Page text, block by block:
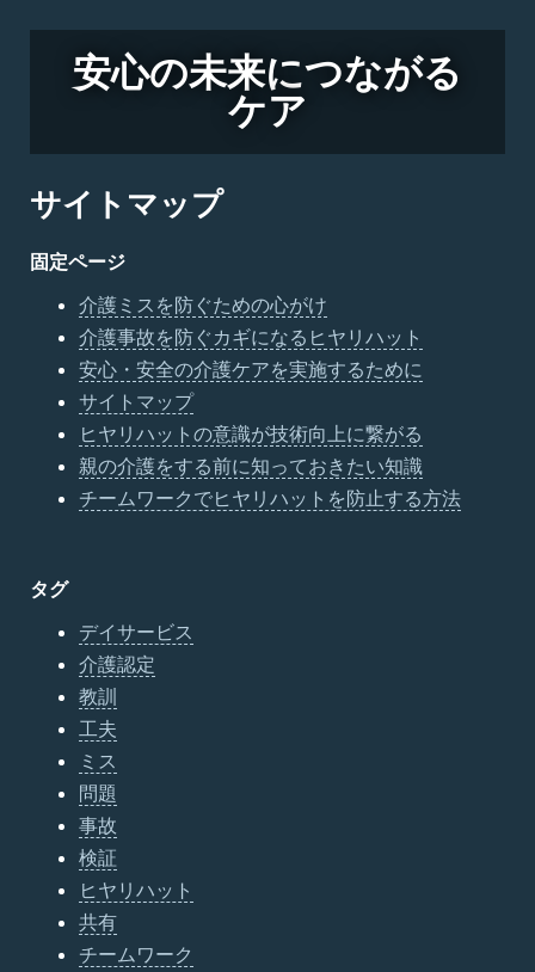
安心の未来につながる
ケア
サイトマップ
固定ページ
介護ミスを防ぐための心がけ
介護事故を防ぐカギになるヒヤリハット
安心・安全の介護ケアを実施するために
サイトマップ
ヒヤリハットの意識が技術向上に繋がる
親の介護をする前に知っておきたい知識
チームワークでヒヤリハットを防止する方法
タグ
デイサービス
介護認定
教訓
工夫
ミス
問題
事故
検証
ヒヤリハット
共有
チームワーク